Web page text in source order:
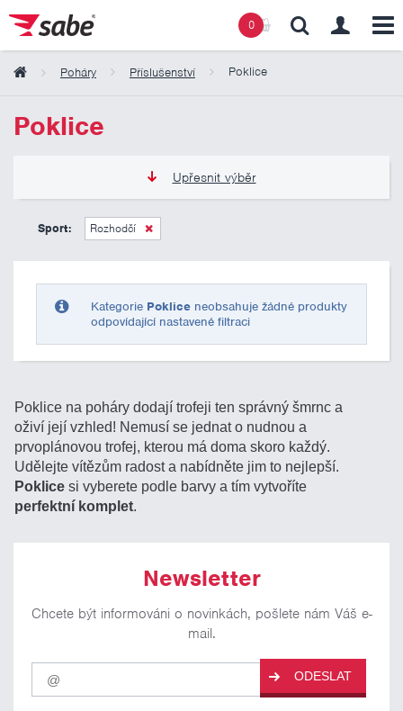
0
Poháry Příslušenství Poklice
Poklice
Upřesnit výběr
0 Kč
Sport: Rozhodčí
Kategorie Poklice neobsahuje žádné produkty
odpovídající nastavené filtraci
Poklice na poháry dodají trofeji ten správný šmrnc a
oživí její vzhled! Nemusí se jednat o nudnou a
prvoplánovou trofej, kterou má doma skoro každý.
Udělejte vítězům radost a nabídněte jim to nejlepší.
Poklice si vyberete podle barvy a tím vytvoříte
perfektní komplet.
Newsletter
Chcete být informováni o novinkách, pošlete nám Váš e-
mail.
Pro
odběr
našich
ODESLAT
Obsah košíku